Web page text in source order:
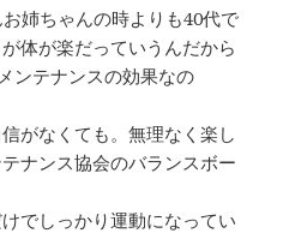
姉ちゃんの時よりも40代で
体が楽だっていうんだから
ンテナンスの効果なの
がなくても。無理なく楽し
ナンス協会のバランスボー
でしっかり運動になってい